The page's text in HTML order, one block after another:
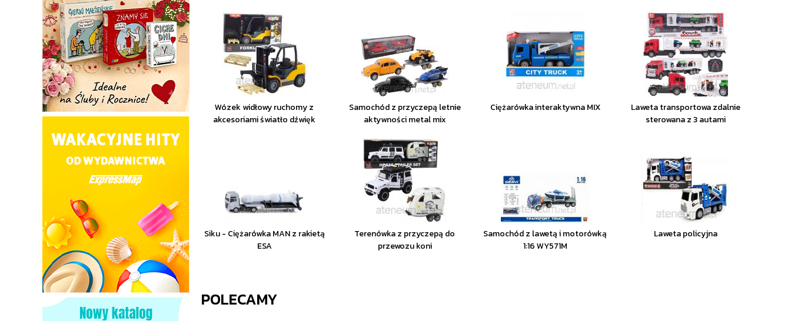
Wózek widłowy ruchomy z
akcesoriami światło dźwięk
Samochód z przyczepą letnie
aktywności metal mix
Ciężarówka interaktywna MIX
Laweta transportowa zdalnie
sterowana z 3 autami
Siku - Ciężarówka MAN z rakietą
ESA
Terenówka z przyczepą do
przewozu koni
Samochód z lawetą i motorówką
1:16 WY571M
Laweta policyjna
POLECAMY